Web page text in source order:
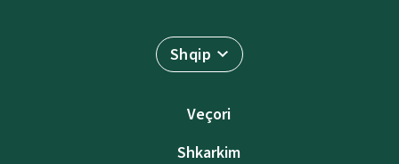
Shqip
Veçori
Shkarkim